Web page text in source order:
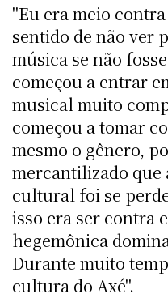
"Eu era meio
sentido de não ver
música se não
começou a entrar
musical muito
começou a tomar
mesmo o gênero,
mercantilizado que
cultural foi se
isso era ser contra
hegemônica
Durante muito
cultura do Axé".